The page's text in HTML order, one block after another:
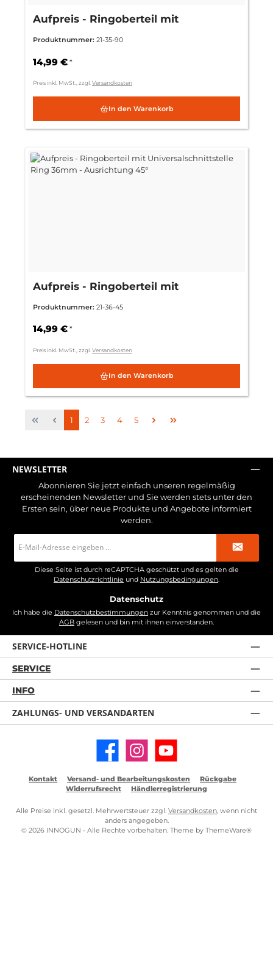
Aufpreis - Ringoberteil mit
Ausrichtung 90°
Produktnummer: 21-35-90
14,99 € *
Preis inkl. MwSt., zzgl. Versandkosten
In den Warenkorb
Aufpreis - Ringoberteil mit
Ausrichtung 45°
Produktnummer: 21-36-45
14,99 € *
Preis inkl. MwSt., zzgl. Versandkosten
In den Warenkorb
Seite
1 Seite
2 Seite
3 Seite
4 Seite
5
NEWSLETTER
Abonnieren Sie jetzt einfach unseren regelmäßig
erscheinenden Newsletter und Sie werden stets unter den
Ersten sein, über neue Produkte und Angebote informiert
werden.
E-
Mail-
Diese Seite ist durch reCAPTCHA geschützt und es gelten die
Datenschutzrichtlinie und Nutzungsbedingungen.
Datenschutz
Ich habe die Datenschutzbestimmungen zur Kenntnis genommen und die
AGB gelesen und bin mit ihnen einverstanden.
SERVICE-HOTLINE
SERVICE
INFO
ZAHLUNGS- UND VERSANDARTEN
Facebook Instagram YouTube
Kontakt Versand- und Bearbeitungskosten
Rückgabe
Widerrufsrecht
Händlerregistrierung
Alle Preise inkl. gesetzl. Mehrwertsteuer zzgl. Versandkosten, wenn nicht
anders angegeben.
© 2026 INNOGUN - Alle Rechte vorbehalten. Theme by ThemeWare®